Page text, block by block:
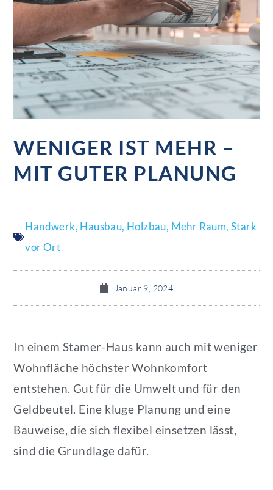
WENIGER IST MEHR –
MIT GUTER PLANUNG
Handwerk, Hausbau, Holzbau, Mehr Raum,Stark
vor Ort
Januar 9, 2024
In einem Stamer-Haus kann auch mit weniger
Wohnfläche höchster Wohnkomfort
entstehen. Gut für die Umwelt und für den
Geldbeutel. Eine kluge Planung und eine
Bauweise, die sich flexibel einsetzen lässt,
sind die Grundlage dafür.